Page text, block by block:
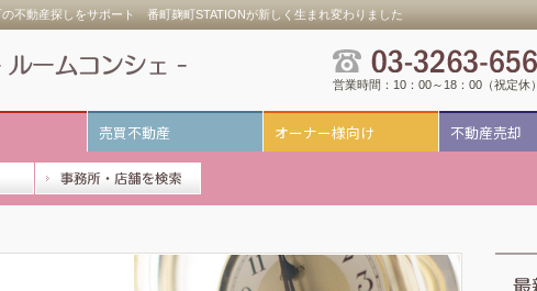
不動産探しをサポート 番町麹町STATIONが新しく生まれ変わりました
営業時間：10：00～18：00（祝定休）
売買不動産 オーナー様向け 不動産売却